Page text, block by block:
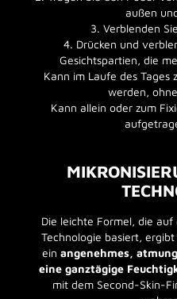
außen
3. Verblenden
4. Drücken und
Gesichtspartien, die
Kann im Laufe des
werden,
Kann allein oder zum
Die leichte Formel, die
Technologie basiert,
ein angenehmes,
eine ganztägige
mit dem Second-Skin-